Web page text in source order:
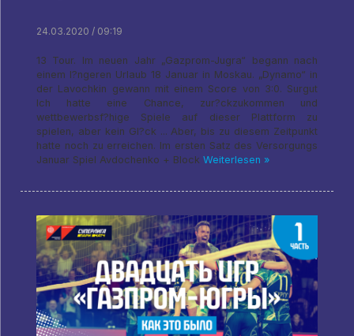
24.03.2020 / 09:19
13 Tour. Im neuen Jahr „Gazprom-Jugra“ begann nach
einem l?ngeren Urlaub 18 Januar in Moskau. „Dynamo“ in
der Lavochkin gewann mit einem Score von 3:0. Surgut
Ich hatte eine Chance, zur?ckzukommen und
wettbewerbsf?hige Spiele auf dieser Plattform zu
spielen, aber kein Gl?ck ... Aber, bis zu diesem Zeitpunkt
hatte noch zu erreichen. Im ersten Satz des Versorgungs
Januar Spiel Avdochenko + Block Weiterlesen »